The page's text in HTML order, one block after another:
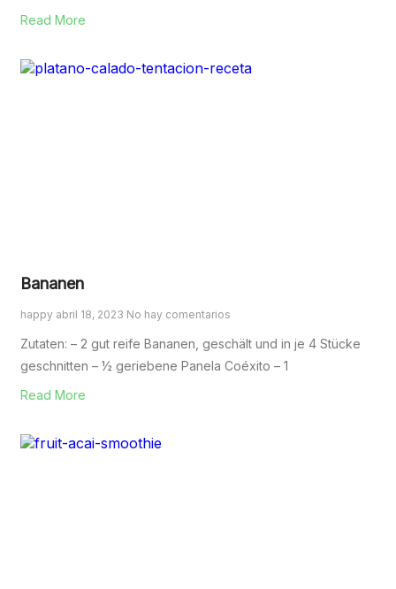
Read More
Bananen
happy abril 18, 2023 No hay comentarios
Zutaten: – 2 gut reife Bananen, geschält und in je 4 Stücke
geschnitten – ½ geriebene Panela Coéxito – 1
Read More